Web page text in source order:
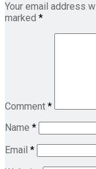
Your email address
marked *
Comment *
Name *
Email *